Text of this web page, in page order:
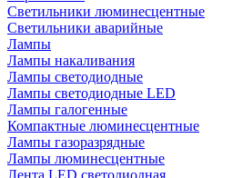
Светильники люминесцентные
Светильники аварийные
Лампы
Лампы накаливания
Лампы светодиодные
Лампы светодиодные LED
Лампы галогенные
Компактные люминесцентные
Лампы газоразрядные
Лампы люминесцентные
Лента LED светодиодная